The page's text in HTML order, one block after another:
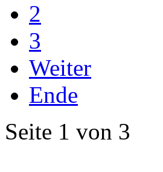
2
3
Weiter
Ende
Seite 1 von 3